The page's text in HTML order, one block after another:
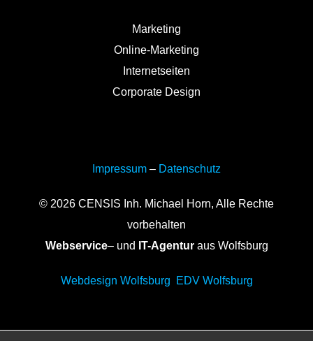
Marketing
Online-Marketing
Internetseiten
Corporate Design
Impressum – Datenschutz
© 2026 CENSIS Inh. Michael Horn, Alle Rechte
vorbehalten
Webservice– und IT-Agenturaus Wolfsburg
Webdesign Wolfsburg EDV Wolfsburg